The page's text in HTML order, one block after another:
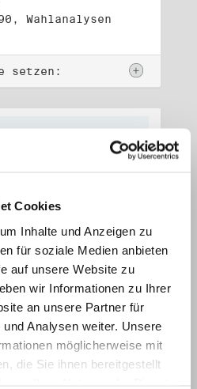
Cookies
Inhalte und Anzeigen zu
für soziale Medien anbieten
auf unsere Website zu
wir Informationen zu Ihrer
an unsere Partner für
Analysen weiter. Unsere
möglicherweise mit
die Sie ihnen bereitgestellt
Wahlanalysen
setzen:
(1)